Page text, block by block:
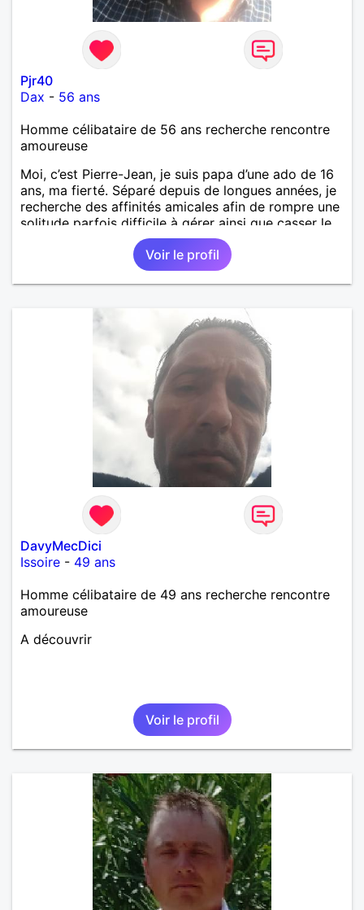
Pjr40
Dax - 56 ans
Homme célibataire de 56 ans recherche rencontre
amoureuse
Moi, c’est Pierre-Jean, je suis papa d’une ado de 16
ans, ma fierté. Séparé depuis de longues années, je
recherche des affinités amicales afin de rompre une
solitude parfois difficile à gérer ainsi que casser le
vague à l’âme. L’amitié reste extrêmement
importante à mes yeux mais peut se décliner en des
sentiments plus puissants. « Le temps fera son
œuvre » disait Arthur Schopenhauer, philosophe
autant être trop locace. Je suis bourré de qualités
avec très peu de défauts. Je suis altruiste,
bienveillant, empathique, attentionné, honnête,
respectueux, doux de caractère et compréhensif : je
laisse « glisser » beaucoup de choses. Mais ne vous
m’éprenez pas Mesdames, si une personne que
j’aime me trahit une fois, il n’y aura pas de seconde
chance et je l’effacerai à « vitam eternam ».
Néanmoins, je suis un tout petit peu maniaque ainsi
qu’impatient. J’essaye de faire des efforts. Rien de
bien dramatique ! Du moins je le pense……Je suis un
homme facile à vivre. À vous si vous le souhaitez,
d’apprendre à me connaître davantage. J’en serai
ravi….A très bientôt je l’espère.
Voir le profil
DavyMecDici
Issoire - 49 ans
Homme célibataire de 49 ans recherche rencontre
amoureuse
A découvrir
Voir le profil